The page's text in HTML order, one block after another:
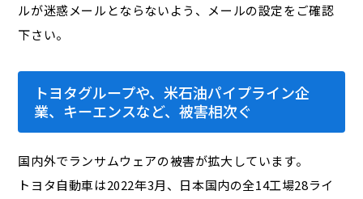
ルが迷惑メールとならないよう、メールの設定をご確認
下さい。
トヨタグループや、米石油パイプライン企
業、キーエンスなど、被害相次ぐ
国内外でランサムウェアの被害が拡大しています。
トヨタ自動車は2022年3月、日本国内の全14工場28ライ